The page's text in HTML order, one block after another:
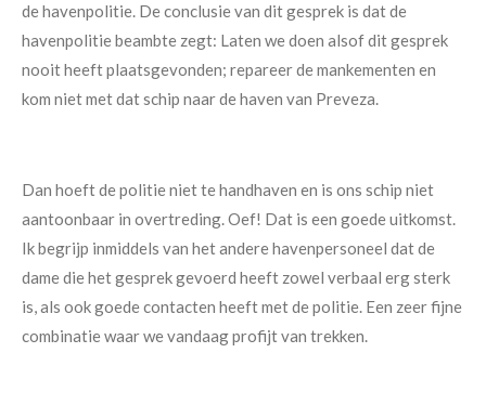
de havenpolitie. De conclusie van dit gesprek is dat de
havenpolitie beambte zegt: Laten we doen alsof dit gesprek
nooit heeft plaatsgevonden; repareer de mankementen en
kom niet met dat schip naar de haven van Preveza.
Dan hoeft de politie niet te handhaven en is ons schip niet
aantoonbaar in overtreding. Oef! Dat is een goede uitkomst.
Ik begrijp inmiddels van het andere havenpersoneel dat de
dame die het gesprek gevoerd heeft zowel verbaal erg sterk
is, als ook goede contacten heeft met de politie. Een zeer fijne
combinatie waar we vandaag profijt van trekken.